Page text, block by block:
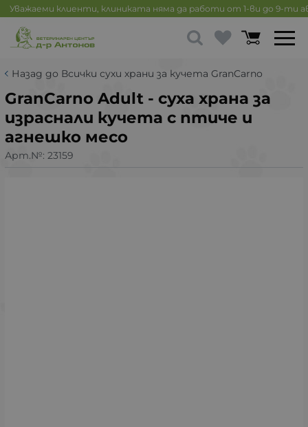
Уважаеми клиенти, клиниката няма да работи от 1-ви до 9-ти
Назад до Всички сухи храни за кучета GranCarno
GranCarno Adult - суха храна за
израснали кучета с птиче и
агнешко месо
Арт.№: 23159